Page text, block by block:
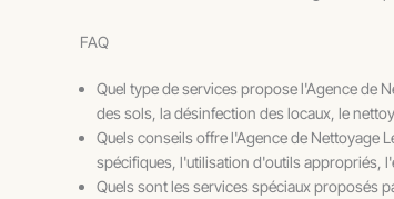
FAQ
Quel type de services propose l'Agence de
des sols, la désinfection des locaux, le
Quels conseils offre l'Agence de Nettoyage
spécifiques, l'utilisation d'outils appropriés,
Quels sont les services spéciaux proposés